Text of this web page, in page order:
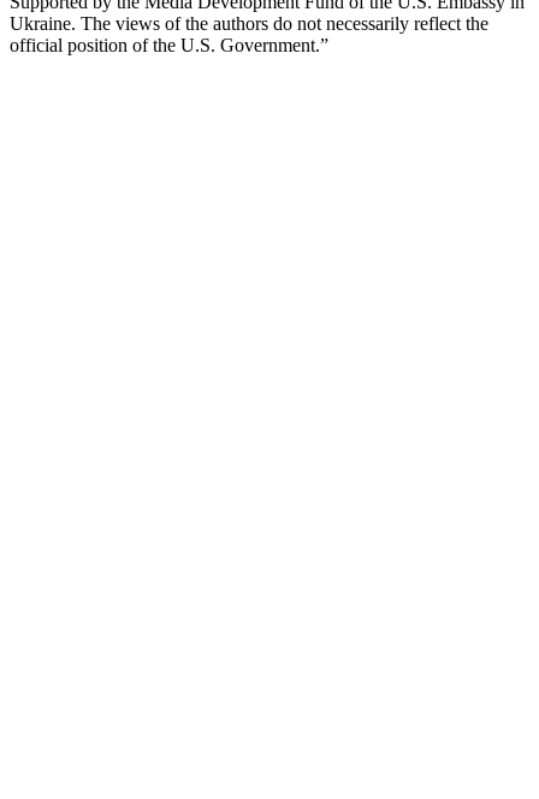
Ukraine. The views of the authors do not necessarily reflect the
official position of the U.S. Government.”